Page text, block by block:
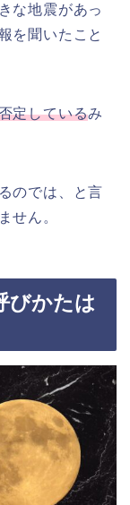
な地震があっ
を聞いたこと
定しているみ
のでは、と言
せん。
びかたは